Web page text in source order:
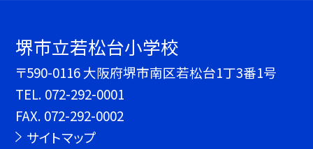
堺市立若松台小学校
〒590-0116 大阪府堺市南区若松台1丁3番1号
TEL. 072-292-0001
FAX. 072-292-0002
サイトマップ